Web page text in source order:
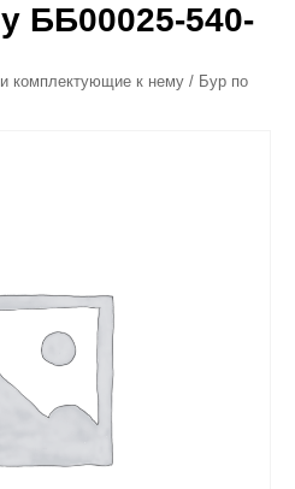
ББ00025-540-
комплектующие к нему / Бур по